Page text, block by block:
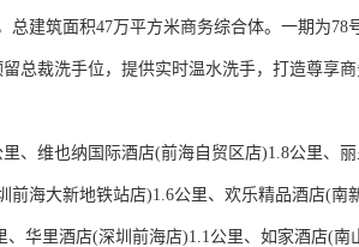
建筑面积47万平方米商务综合体。一期为78
总裁洗手位，提供实时温水洗手，打造尊享
、维也纳国际酒店(前海自贸区店)1.8公里、
海大新地铁站店)1.6公里、欢乐精品酒店(南
华里酒店(深圳前海店)1.1公里、如家酒店(南